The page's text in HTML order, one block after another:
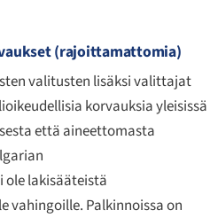
(rajoittamattomia)
valitusten lisäksi valittajat
korvauksia yleisissä
että aineettomasta
ole lakisääteistä
vahingoille. Palkinnoissa on